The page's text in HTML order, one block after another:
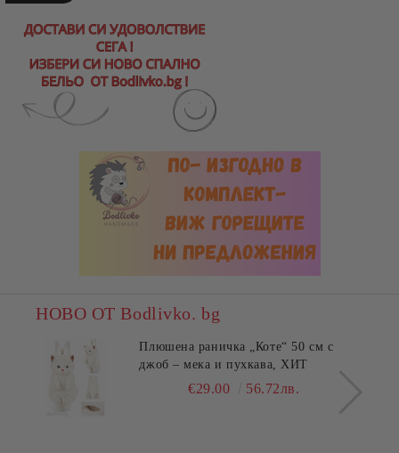
НОВО ОТ Bodlivko. bg
Плюшена раничка „Коте“ 50 см с
джоб – мека и пухкава, ХИТ
€29.00 56.72лв.